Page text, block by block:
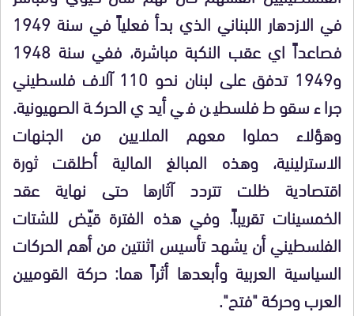
في الازدهار اللبناني الذي بدأ فعلياً في سنة 1949
فصاعداً اي عقب النكبة مباشرة، ففي سنة 1948
و1949 تدفق على لبنان نحو 110 آلاف فلسطيني
جراء سقوط فلسطين في أيدي الحركة الصهيونية.
وهؤلاء حملوا معهم الملايين من الجنهات
الاسترلينية، وهذه المبالغ المالية أطلقت ثورة
اقتصادية ظلت تتردد آثارها حتى نهاية عقد
الخمسينات تقريباً. وفي هذه الفترة قيّض للشتات
الفلسطيني أن يشهد تأسيس اثنتين من أهم الحركات
السياسية العربية وأبعدها أثراً هما: حركة القوميين
العرب وحركة "فتح".